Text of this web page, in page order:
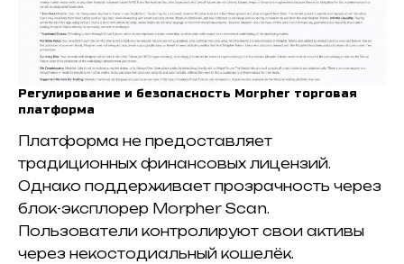
Регулирование и безопасность Morpher торговая
платформа
Платформа не предоставляет
традиционных финансовых лицензий.
Однако поддерживает прозрачность через
блок-эксплорер Morpher Scan.
Пользователи контролируют свои активы
через некостодиальный кошелёк.